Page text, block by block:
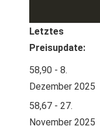
Letztes
Preisupdate:
58,90 - 8.
Dezember 2025
58,67 - 27.
November 2025